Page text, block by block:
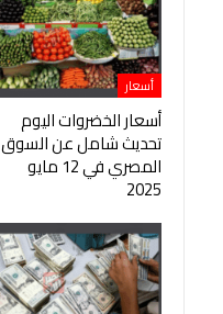
أسعار
أسعار الخضروات اليوم
تحديث شامل عن السوق
المصري في 12 مايو
2025